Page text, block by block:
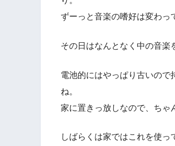
ずーっと音楽の嗜好は変わっ
その日はなんとなく中の音楽
電池的にはやっぱり古いので
ね。
家に置きっ放しなので、ちゃ
しばらくは家ではこれを使っ